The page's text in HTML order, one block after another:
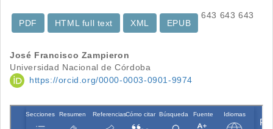
643
PDF
643
HTML full text
XML
643
EPUB
Contenido
principal
artículo
José Francisco Zampieron
Universidad Nacional de Córdoba
https://orcid.org/0000-0003-0901-9974